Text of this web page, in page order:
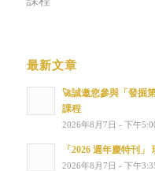
最新文章
🚀誠邀您參與「發掘
課程
2026年8月7日 - 下午
「2026 週年慶特刊
2026年8月7日 - 下午